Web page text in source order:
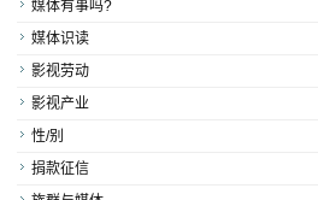
媒体有事吗?
媒体识读
影视劳动
影视产业
性/别
捐款征信